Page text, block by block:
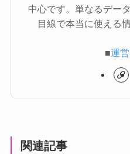
中心です。単なるデー
目線で本当に使える
■運
関連記事